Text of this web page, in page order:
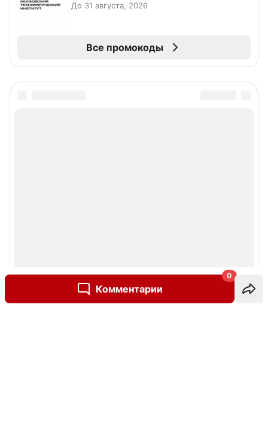
Комментарии
0
До 31 августа, 2026
Все промокоды